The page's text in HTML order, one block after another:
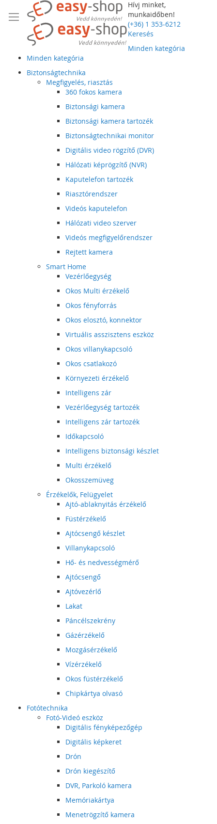
Hívj minket,
munkaidőben!
(+36) 1 353-6212
Keresés
Minden kategória
Minden kategória
Biztonságtechnika
Megfigyelés, riasztás
360 fokos kamera
Biztonsági kamera
Biztonsági kamera tartozék
Biztonságtechnikai monitor
Digitális video rögzítő (DVR)
Hálózati képrögzítő (NVR)
Kaputelefon tartozék
Riasztórendszer
Videós kaputelefon
Hálózati video szerver
Videós megfigyelőrendszer
Rejtett kamera
Smart Home
Vezérlőegység
Okos Multi érzékelő
Okos fényforrás
Okos elosztó, konnektor
Virtuális asszisztens eszköz
Okos villanykapcsoló
Okos csatlakozó
Környezeti érzékelő
Intelligens zár
Vezérlőegység tartozék
Intelligens zár tartozék
Időkapcsoló
Intelligens biztonsági készlet
Multi érzékelő
Okosszemüveg
Érzékelők, Felügyelet
Ajtó-ablaknyitás érzékelő
Füstérzékelő
Ajtócsengő készlet
Villanykapcsoló
Hő- és nedvességmérő
Ajtócsengő
Ajtóvezérlő
Lakat
Páncélszekrény
Gázérzékelő
Mozgásérzékelő
Vízérzékelő
Okos füstérzékelő
Chipkártya olvasó
Fotótechnika
Fotó-Videó eszköz
Digitális fényképezőgép
Digitális képkeret
Drón
Drón kiegészítő
DVR, Parkoló kamera
Memóriakártya
Menetrögzítő kamera